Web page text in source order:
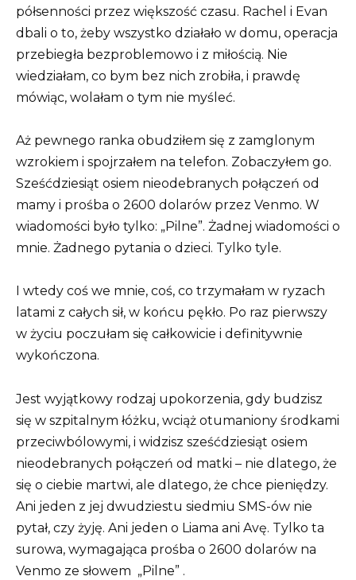
półsenności przez większość czasu. Rachel i Evan
dbali o to, żeby wszystko działało w domu, operacja
przebiegła bezproblemowo i z miłością. Nie
wiedziałam, co bym bez nich zrobiła, i prawdę
mówiąc, wolałam o tym nie myśleć.
Aż pewnego ranka obudziłem się z zamglonym
wzrokiem i spojrzałem na telefon. Zobaczyłem go.
Sześćdziesiąt osiem nieodebranych połączeń od
mamy i prośba o 2600 dolarów przez Venmo. W
wiadomości było tylko: „Pilne”. Żadnej wiadomości o
mnie. Żadnego pytania o dzieci. Tylko tyle.
I wtedy coś we mnie, coś, co trzymałam w ryzach
latami z całych sił, w końcu pękło. Po raz pierwszy
w życiu poczułam się całkowicie i definitywnie
wykończona.
Jest wyjątkowy rodzaj upokorzenia, gdy budzisz
się w szpitalnym łóżku, wciąż otumaniony środkami
przeciwbólowymi, i widzisz sześćdziesiąt osiem
nieodebranych połączeń od matki – nie dlatego, że
się o ciebie martwi, ale dlatego, że chce pieniędzy.
Ani jeden z jej dwudziestu siedmiu SMS-ów nie
pytał, czy żyję. Ani jeden o Liama ​​ani Avę. Tylko ta
surowa, wymagająca prośba o 2600 dolarów na
Venmo ze słowem „Pilne” .